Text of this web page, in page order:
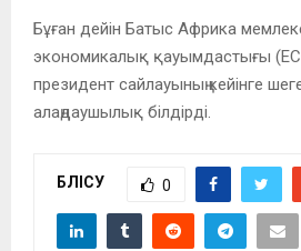
Бұған дейін Батыс Африка
экономикалық қауымдастығы
президент сайлауының кейінге
алаңдаушылық білдірді.
БӨЛІСУ 0